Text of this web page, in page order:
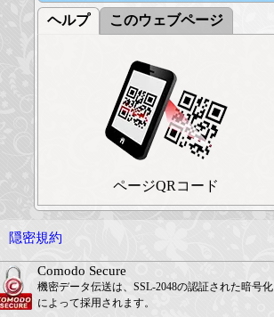
ヘルプ このウェブページ
ページQRコード
隠密規約
Comodo Secure
機密データ伝送は、SSL-2048の認証された暗号化
によって採用されます。